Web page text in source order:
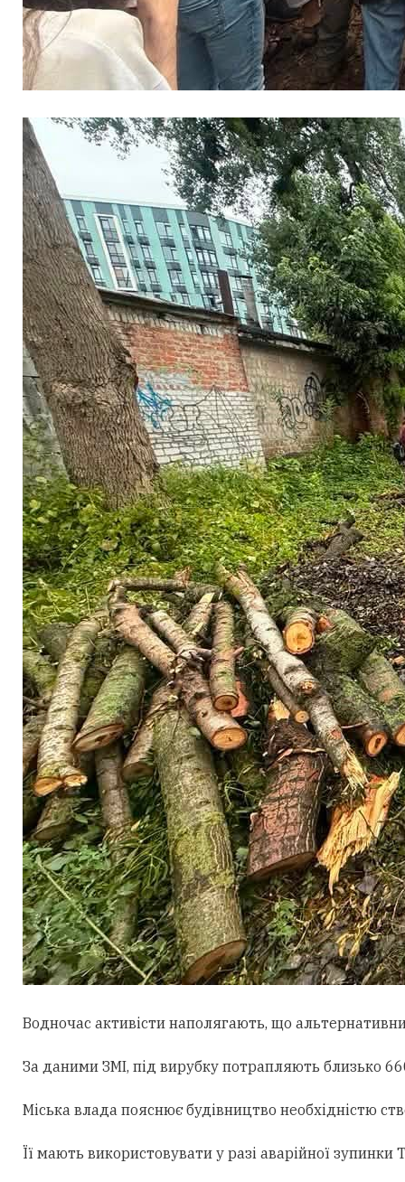
Водночас активісти наполягають, що
За даними ЗМІ, під вирубку потрапляють близько
Міська влада пояснює будівництво необхідністю
Її мають використовувати у разі аварійної